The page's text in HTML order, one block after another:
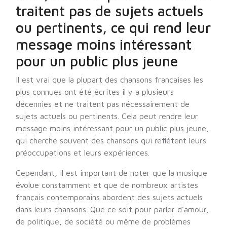
traitent pas de sujets actuels
ou pertinents, ce qui rend leur
message moins intéressant
pour un public plus jeune
Il est vrai que la plupart des chansons françaises les
plus connues ont été écrites il y a plusieurs
décennies et ne traitent pas nécessairement de
sujets actuels ou pertinents. Cela peut rendre leur
message moins intéressant pour un public plus jeune,
qui cherche souvent des chansons qui reflètent leurs
préoccupations et leurs expériences.
Cependant, il est important de noter que la musique
évolue constamment et que de nombreux artistes
français contemporains abordent des sujets actuels
dans leurs chansons. Que ce soit pour parler d’amour,
de politique, de société ou même de problèmes